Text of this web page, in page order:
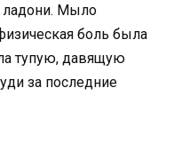
ладони. Мыло
боль была
тупую, давящую
за последние